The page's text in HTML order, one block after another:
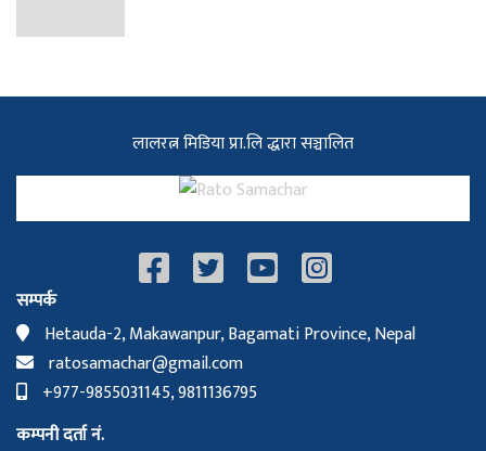
लालरत्न मिडिया प्रा.लि द्धारा सञ्चालित
सम्पर्क
Hetauda-2, Makawanpur, Bagamati Province, Nepal
ratosamachar@gmail.com
+977-9855031145, 9811136795
कम्पनी दर्ता नं.